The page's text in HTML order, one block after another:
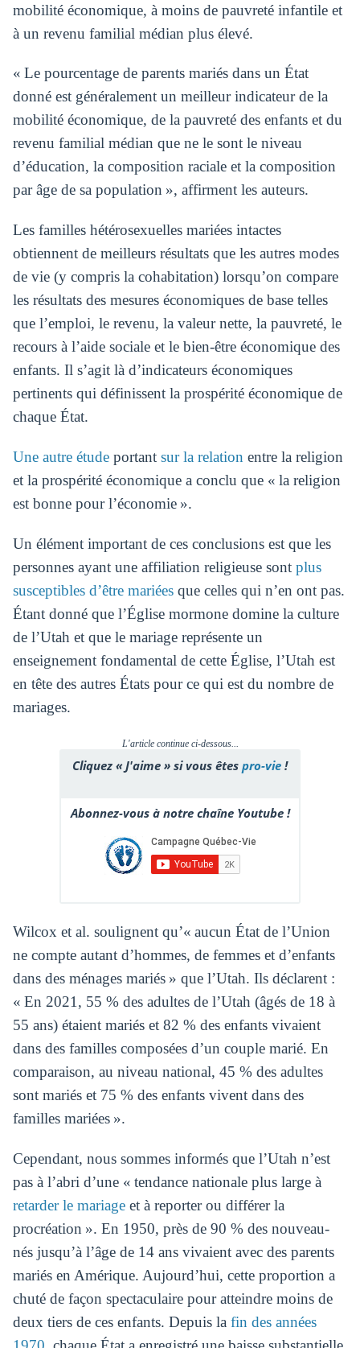
mobilité économique, à moins de pauvreté infantile et
à un revenu familial médian plus élevé.
« Le pourcentage de parents mariés dans un État
donné est généralement un meilleur indicateur de la
mobilité économique, de la pauvreté des enfants et du
revenu familial médian que ne le sont le niveau
d’éducation, la composition raciale et la composition
par âge de sa population », affirment les auteurs.
Les familles hétérosexuelles mariées intactes
obtiennent de meilleurs résultats que les autres modes
de vie (y compris la cohabitation) lorsqu’on compare
les résultats des mesures économiques de base telles
que l’emploi, le revenu, la valeur nette, la pauvreté, le
recours à l’aide sociale et le bien-être économique des
enfants. Il s’agit là d’indicateurs économiques
pertinents qui définissent la prospérité économique de
chaque État.
Une autre étudeportant sur la relation entre la religion
et la prospérité économique a conclu que « la religion
est bonne pour l’économie ».
Un élément important de ces conclusions est que les
personnes ayant une affiliation religieuse sont plus
susceptibles d’être mariéesque celles qui n’en ont pas.
Étant donné que l’Église mormone domine la culture
de l’Utah et que le mariage représente un
enseignement fondamental de cette Église, l’Utah est
en tête des autres États pour ce qui est du nombre de
mariages.
L'article continue ci-dessous...
Cliquez « J'aime » si vous êtes pro-vie !
Abonnez-vous à notre chaîne Youtube !
Wilcox et al. soulignent qu’« aucun État de l’Union
ne compte autant d’hommes, de femmes et d’enfants
dans des ménages mariés » que l’Utah. Ils déclarent :
« En 2021, 55 % des adultes de l’Utah (âgés de 18 à
55 ans) étaient mariés et 82 % des enfants vivaient
dans des familles composées d’un couple marié. En
comparaison, au niveau national, 45 % des adultes
sont mariés et 75 % des enfants vivent dans des
familles mariées ».
Cependant, nous sommes informés que l’Utah n’est
pas à l’abri d’une « tendance nationale plus large à
retarder le mariageet à reporter ou différer la
procréation ». En 1950, près de 90 % des nouveau-
nés jusqu’à l’âge de 14 ans vivaient avec des parents
mariés en Amérique. Aujourd’hui, cette proportion a
chuté de façon spectaculaire pour atteindre moins de
deux tiers de ces enfants. Depuis la fin des années